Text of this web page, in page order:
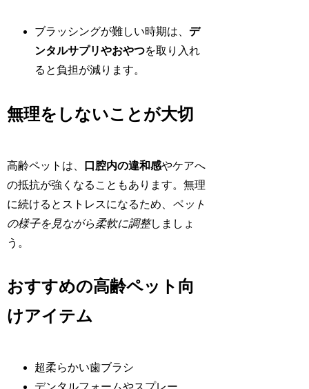
ブラッシングが難しい時期は、デ
ンタルサプリやおやつを取り入れ
ると負担が減ります。
無理をしないことが大切
高齢ペットは、 口腔内の違和感やケアへ
の抵抗が強くなることもあります。無理
に続けるとストレスになるため、 ペット
の様子を見ながら柔軟に調整しましょ
う。
おすすめの高齢ペット向
けアイテム
超柔らかい歯ブラシ